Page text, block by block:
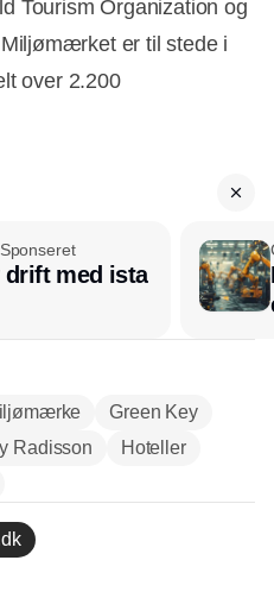
Tourism Organization og
Miljømærket er til stede i
over 2.200
Sponseret
drift med ista
Green Key
Radisson
Hoteller